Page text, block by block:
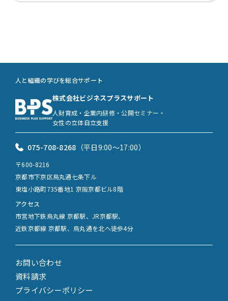
お問い合わせ
資料請求
プライバシーポリシー
人と組織の学びを総合サポート
株式会社ビジネスプラスサポート
人財育成・企業内研修・公開セミナー・
女性の立体自立支援
075-708-8268 （平日9:00〜17:00）
〒600-8216
京都市下京区烏丸通七条下ル
東塩小路町735番地1 京阪京都ビル8階
アクセス
市営地下鉄烏丸線 京都駅、JR京都駅、
近鉄京都線 京都駅、烏丸通を北へ徒歩4分